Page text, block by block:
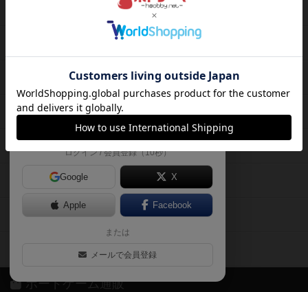
自分のデータを管理しませんか？
がボドゲーマを利用中！
気になるゲームのレビューを読む
お気に入り作品・所有リストの共
有
ログイン / 会員登録（10秒）
Google X
Apple Facebook
または
メールで会員登録
ボードゲームを検索する
ボードゲームの新着レビュー
ボードゲーム会情報
メカニクス特集
ボドとも・会員一覧
ボードゲーム業界コラム
ボドゲーマご利用案内
ボードゲーム通販